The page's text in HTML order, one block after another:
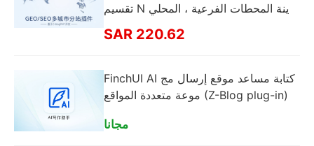
تقسيم N مدينة المحطات الفرعية ، المحلي
ة كلمة المرور طويلة الذيل
SAR 220.62
FinchUI AI كتابة مساعد موقع إرسال مج
موعة متعددة المواقع (Z-Blog plug-in)
مجانا